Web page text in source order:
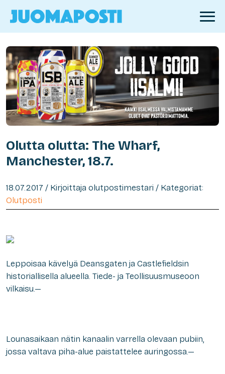
Olutta olutta: The Wharf,
Manchester, 18.7.
18.07.2017 / Kirjoittaja olutpostimestari / Kategoriat:
Olutposti
Leppoisaa kävelyä Deansgaten ja Castlefieldsin
historiallisella alueella. Tiede- ja Teollisuusmuseoon
vilkaisu.—
Lounasaikaan nätin kanaalin varrella olevaan pubiin,
jossa valtava piha-alue paistattelee auringossa.—